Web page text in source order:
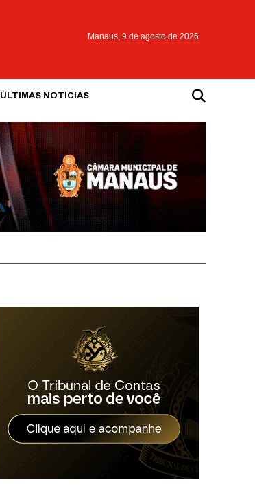
Manaus, 9 de agosto de 2026
ÚLTIMAS NOTÍCIAS